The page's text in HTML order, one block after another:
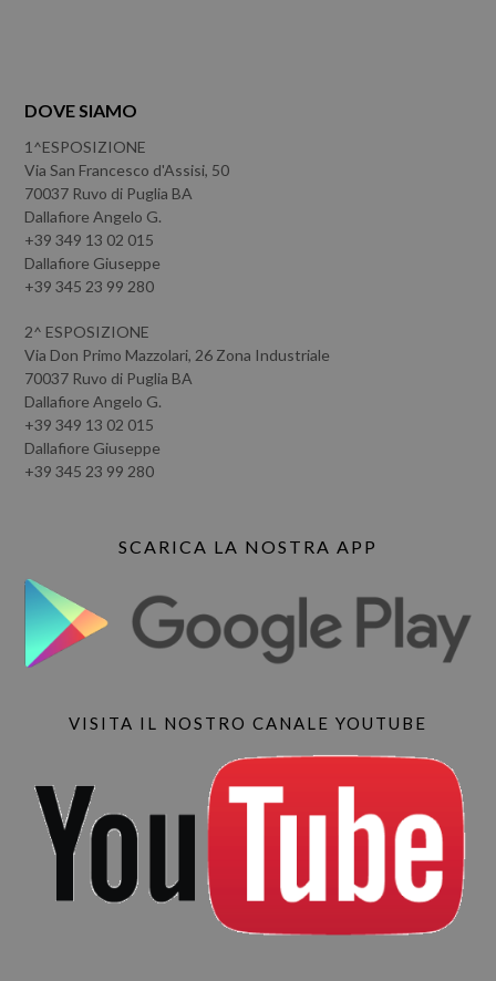
DOVE SIAMO
1^ESPOSIZIONE
Via San Francesco d'Assisi, 50
70037 Ruvo di Puglia BA
Dallafiore Angelo G.
+39 349 13 02 015
Dallafiore Giuseppe
+39 345 23 99 280
2^ ESPOSIZIONE
Via Don Primo Mazzolari, 26 Zona Industriale
70037 Ruvo di Puglia BA
Dallafiore Angelo G.
+39 349 13 02 015
Dallafiore Giuseppe
+39 345 23 99 280
SCARICA LA NOSTRA APP
VISITA IL NOSTRO CANALE YOUTUBE